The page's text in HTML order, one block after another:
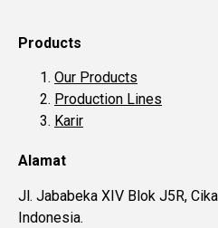
Products
Our Products
Production Lines
Karir
Alamat
Jl. Jababeka XIV Blok J5R,
Indonesia.